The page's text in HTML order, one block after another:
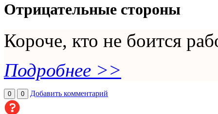
Отрицательные стороны
Короче, кто не боится
Подробнее >>
0 0 Добавить комментарий